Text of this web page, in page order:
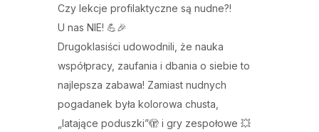
Czy lekcje profilaktyczne są nudne?!
U nas NIE! 💪🎉
Drugoklasiści udowodnili, że nauka
współpracy, zaufania i dbania o siebie to
najlepsza zabawa! Zamiast nudnych
pogadanek była kolorowa chusta,
„latające poduszki”🫣 i gry zespołowe 💥